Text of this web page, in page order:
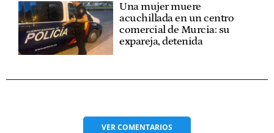
Una mujer muere
acuchillada en un centro
comercial de Murcia: su
expareja, detenida
VERCOMENTARIOS